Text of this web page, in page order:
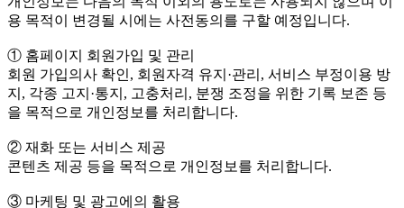
용 목적이 변경될 시에는 사전동의를 구할 예정입니다.
① 홈페이지 회원가입 및 관리
회원 가입의사 확인, 회원자격 유지·관리, 서비스 부정이용 방
지, 각종 고지·통지, 고충처리, 분쟁 조정을 위한 기록 보존 등
을 목적으로 개인정보를 처리합니다.
② 재화 또는 서비스 제공
콘텐츠 제공 등을 목적으로 개인정보를 처리합니다.
③ 마케팅 및 광고에의 활용